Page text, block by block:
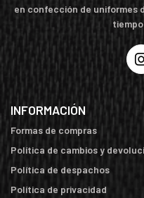
en confección de uniformes
INFORMACIÓN
Formas de compras
Política de cambios y
Política de despachos
Política de privacidad